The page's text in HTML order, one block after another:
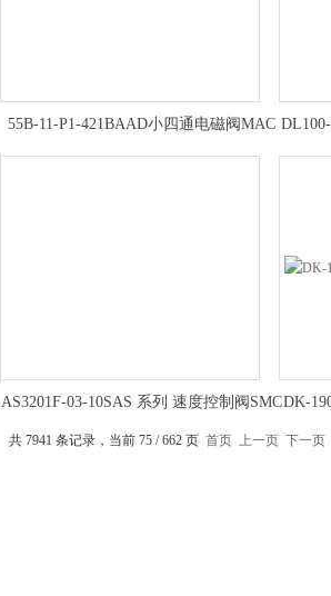
55B-11-P1-421BAAD小四通电磁阀MAC
AS3201F-03-10SAS 系列 速度控制阀SMCDK-
共 7941 条记录，当前 75 / 662 页 首页 上一页 下一页